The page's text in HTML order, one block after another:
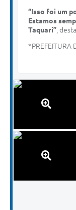
“Isso foi um
Estamos
Taquari” ,
*PREFEITURA